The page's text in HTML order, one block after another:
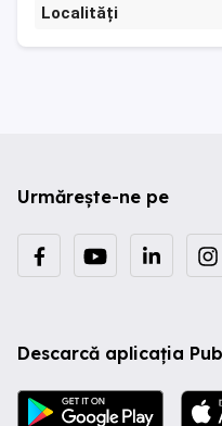
Localități
Urmărește-ne pe
Descarcă aplicația